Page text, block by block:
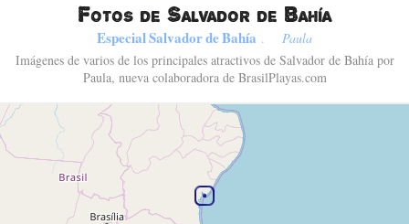
Fotos de Salvador de Bahía
Especial Salvador de Bahía .
Paula
Imágenes de varios de los principales atractivos de Salvador de Bahía por
Paula, nueva colaboradora de BrasilPlayas.com
Fotos de Salvador de Bahía